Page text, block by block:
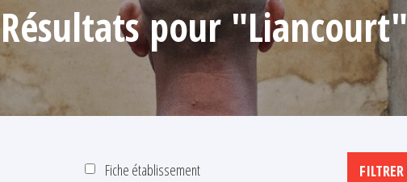
Résultats pour "Liancourt"
Fiche établissement